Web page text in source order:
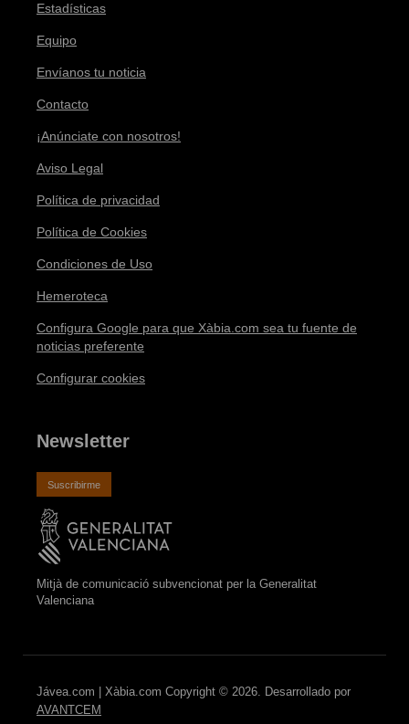
Estadísticas
Equipo
Envíanos tu noticia
Contacto
¡Anúnciate con nosotros!
Aviso Legal
Política de privacidad
Política de Cookies
Condiciones de Uso
Hemeroteca
Configura Google para que Xàbia.com sea tu fuente de
noticias preferente
Configurar cookies
Newsletter
Suscribirme
Mitjà de comunicació subvencionat per la Generalitat
Valenciana
Jávea.com | Xàbia.com Copyright © 2026. Desarrollado por
AVANTCEM